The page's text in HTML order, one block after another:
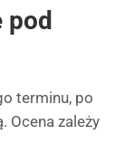
pod
terminu, po
Ocena zależy